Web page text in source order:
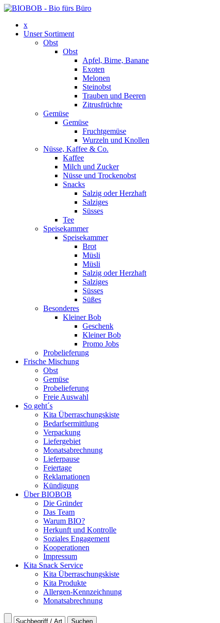
x
Unser Sortiment
Obst
Obst
Apfel, Birne, Banane
Exoten
Melonen
Steinobst
Trauben und Beeren
Zitrusfrüchte
Gemüse
Gemüse
Fruchtgemüse
Wurzeln und Knollen
Nüsse, Kaffee & Co.
Kaffee
Milch und Zucker
Nüsse und Trockenobst
Snacks
Salzig oder Herzhaft
Salziges
Süsses
Tee
Speisekammer
Speisekammer
Brot
Müsli
Müsli
Salzig oder Herzhaft
Salziges
Süsses
Süßes
Besonderes
Kleiner Bob
Geschenk
Kleiner Bob
Promo Jobs
Probelieferung
Frische Mischung
Obst
Gemüse
Probelieferung
Freie Auswahl
So geht´s
Kita Überraschungskiste
Bedarfsermittlung
Verpackung
Liefergebiet
Monatsabrechnung
Lieferpause
Feiertage
Reklamationen
Kündigung
Über BIOBOB
Die Gründer
Das Team
Warum BIO?
Herkunft und Kontrolle
Soziales Engagement
Kooperationen
Impressum
Kita Snack Service
Kita Überraschungskiste
Kita Produkte
Allergen-Kennzeichnung
Monatsabrechnung